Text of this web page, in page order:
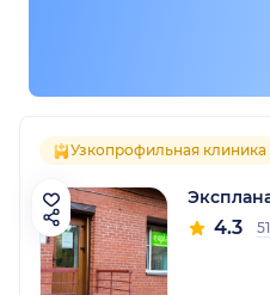
Узкопрофильная клиника
4.3